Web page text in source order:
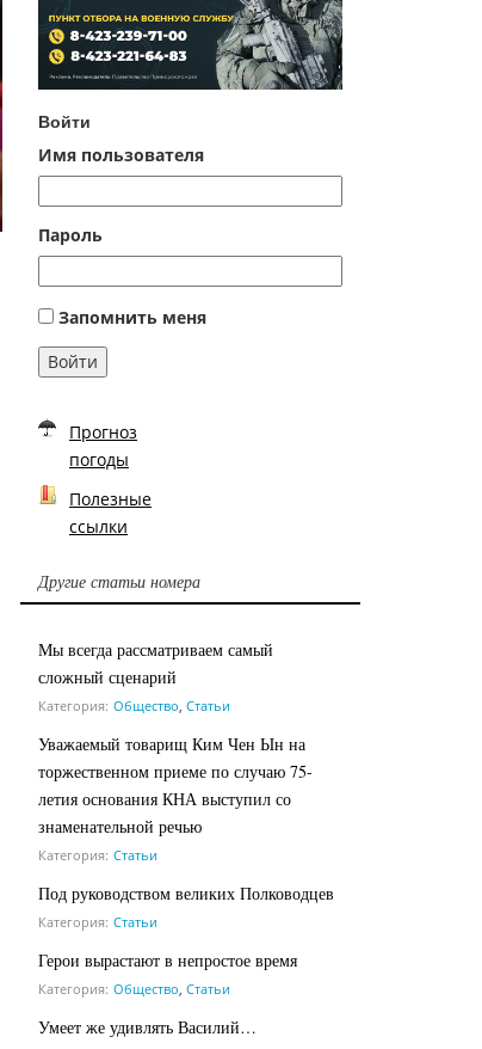
Войти
Имя пользователя
Пароль
Запомнить меня
Войти
Прогноз
погоды
Полезные
ссылки
Другие статьи номера
Мы всегда рассматриваем самый
сложный сценарий
Категория: Общество Статьи
Уважаемый товарищ Ким Чен Ын на
торжественном приеме по случаю 75-
летия основания КНА выступил со
знаменательной речью
Категория: Статьи
Под руководством великих Полководцев
Категория: Статьи
Герои вырастают в непростое время
Категория: Общество Статьи
Умеет же удивлять Василий…